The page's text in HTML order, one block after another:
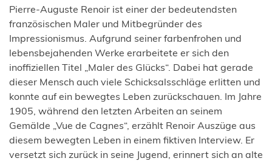
Pierre-Auguste Renoir ist einer der bedeutendsten
französischen Maler und Mitbegründer des
Impressionismus. Aufgrund seiner farbenfrohen und
lebensbejahenden Werke erarbeitete er sich den
inoffiziellen Titel „Maler des Glücks“. Dabei hat gerade
dieser Mensch auch viele Schicksalsschläge erlitten und
konnte auf ein bewegtes Leben zurückschauen. Im Jahre
1905, während den letzten Arbeiten an seinem
Gemälde „Vue de Cagnes“, erzählt Renoir Auszüge aus
diesem bewegten Leben in einem fiktiven Interview. Er
versetzt sich zurück in seine Jugend, erinnert sich an alte